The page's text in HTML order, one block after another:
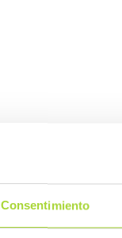
Consentimiento